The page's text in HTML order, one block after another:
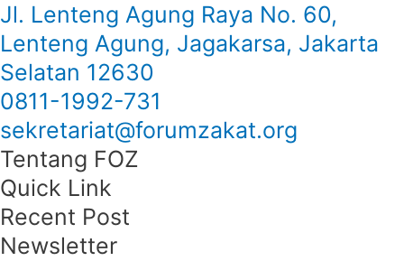
Jl. Lenteng Agung Raya No. 60,
Lenteng Agung, Jagakarsa, Jakarta
Selatan 12630
0811-1992-731
sekretariat@forumzakat.org
Tentang FOZ
Quick Link
Recent Post
Newsletter